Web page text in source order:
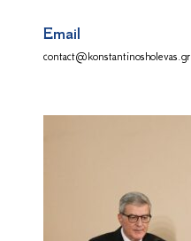
Email
contact@konstantinosholevas.gr